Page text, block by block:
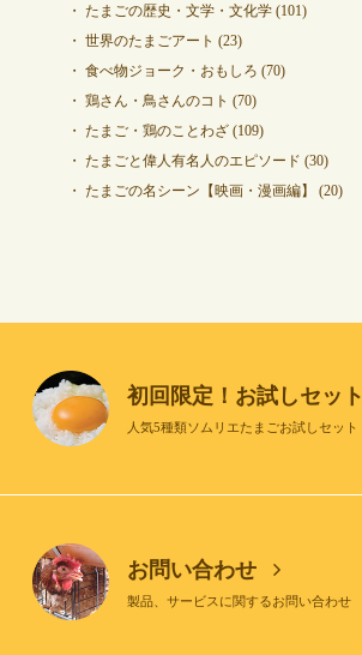
たまごの歴史・文学・文化学(101)
世界のたまごアート (23)
食べ物ジョーク・おもしろ (70)
鶏さん・鳥さんのコト (70)
たまご・鶏のことわざ(109)
たまごと偉人有名人のエピソード (30)
たまごの名シーン【映画・漫画編】
(20)
初回限定！お試しセット
人気5種類ソムリエたまごお試しセット
お問い合わせ
製品、サービスに関するお問い合わせ